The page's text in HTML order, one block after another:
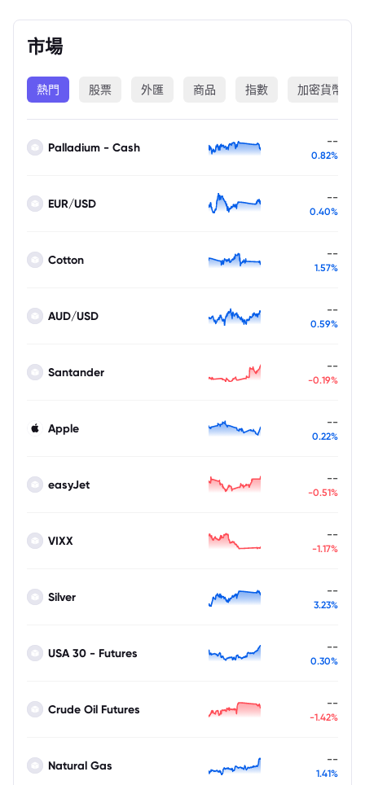
市場
熱門 股票 外匯 商品 指數 加密貨幣
Palladium - Cash --
0.82%
EUR/USD --
0.40%
Cotton --
1.57%
AUD/USD --
0.59%
Santander --
-0.19%
Apple --
0.22%
easyJet --
-0.51%
VIXX --
-1.17%
Silver --
3.23%
USA 30 - Futures --
0.30%
Crude Oil Futures --
-1.42%
Natural Gas --
1.41%